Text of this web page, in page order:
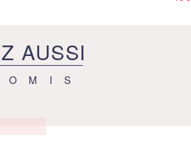
AUSSI